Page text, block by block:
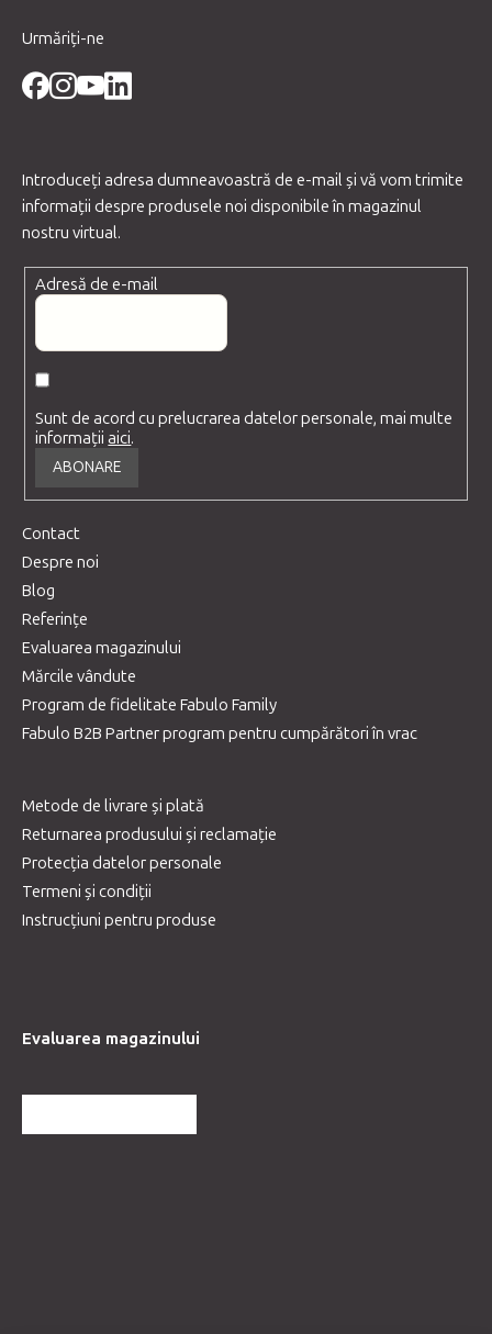
Urmăriți-ne
Introduceţi adresa dumneavoastră de e-mail şi vă vom trimite
informaţii despre produsele noi disponibile în magazinul
nostru virtual.
Adresă de e-mail
Sunt de acord cu prelucrarea datelor personale, mai multe
informațiiaici.
ABONARE
Contact
Despre noi
Blog
Referințe
Evaluarea magazinului
Mărcile vândute
Program de fidelitate Fabulo Family
Fabulo B2B Partner program pentru cumpărători în vrac
Metode de livrare și plată
Returnarea produsului și reclamație
Protecția datelor personale
Termeni și condiții
Instrucțiuni pentru produse
Evaluarea magazinului